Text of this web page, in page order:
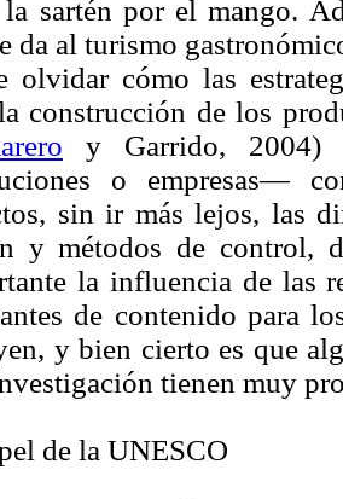
la sartén por el mango.
da al turismo
olvidar cómo las
construcción de los
y Garrido, 2004)
o empresas—
sin ir más lejos, las
y métodos de control,
la influencia de las
de contenido para
y bien cierto es que
tienen muy
de la UNESCO